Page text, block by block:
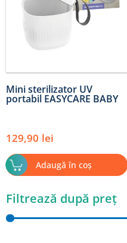
Filtrează după preț
Mini sterilizator UV
portabil EASYCARE BABY
129,90 lei
Adaugă în coș